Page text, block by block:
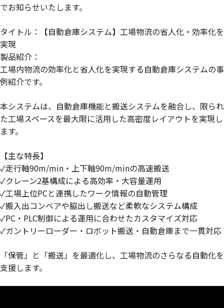
でお知らせいたします。
タイトル：【自動倉庫システム】工場物流の省人化・効率化を
実現
製品紹介：
工場内物流の効率化と省人化を実現する自動倉庫システムの事
例紹介です。
本システムは、自動倉庫機能と搬送システムを融合し、限られ
た工場スペースを最大限に活用した高密度レイアウトを実現し
ます。
【主な特長】
✓走行軸90m/min・上下軸90m/minの高速搬送
✓クレーン2基構成による高効率・大容量運用
✓工場上位PCと連携したワーク情報の自動管理
✓搬入出コンベアや脇出し搬送など柔軟なシステム構成
✓PC・PLC制御による運用に合わせたカスタマイズ対応
✓ガントリーローダー・ロボット搬送・自動倉庫まで一貫対応
「保管」と「搬送」を最適化し、工場物流のさらなる自動化を
支援します。